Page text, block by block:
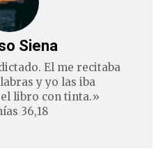
Siena
El me recitaba
y yo las iba
libro con tinta.»
36,18